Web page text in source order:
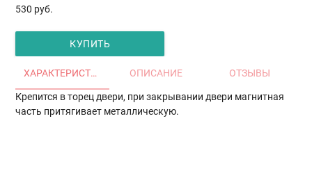
530 руб.
КУПИТЬ
ХАРАКТЕРИСТИКИ ОПИСАНИЕ ОТЗЫВЫ
Крепится в торец двери, при закрывании двери магнитная
часть притягивает металлическую.